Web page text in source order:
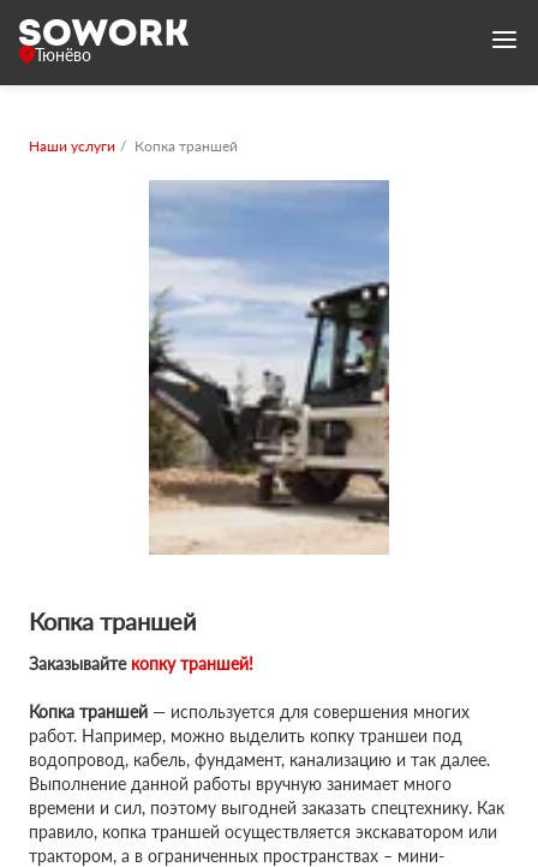
Тюнёво
Наши услуги Копка траншей
Копка траншей
Заказывайте копку траншей!
Копка траншей — используется для совершения многих
работ. Например, можно выделить копку траншеи под
водопровод, кабель, фундамент, канализацию и так далее.
Выполнение данной работы вручную занимает много
времени и сил, поэтому выгодней заказать спецтехнику. Как
правило, копка траншей осуществляется экскаватором или
трактором, а в ограниченных пространствах – мини-